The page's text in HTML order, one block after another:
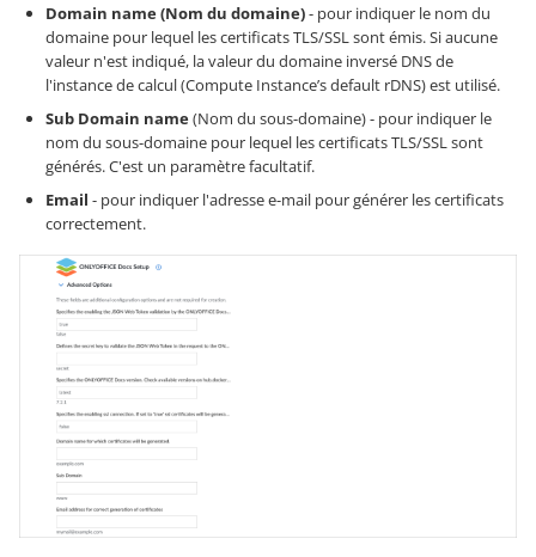
Domain name (Nom du domaine)- pour indiquer le nom du
domaine pour lequel les certificats TLS/SSL sont émis. Si aucune
valeur n'est indiqué, la valeur du domaine inversé DNS de
l'instance de calcul (Compute Instance’s default rDNS) est utilisé.
Sub Domain name(Nom du sous-domaine) - pour indiquer le
nom du sous-domaine pour lequel les certificats TLS/SSL sont
générés. C'est un paramètre facultatif.
Email - pour indiquer l'adresse e-mail pour générer les certificats
correctement.